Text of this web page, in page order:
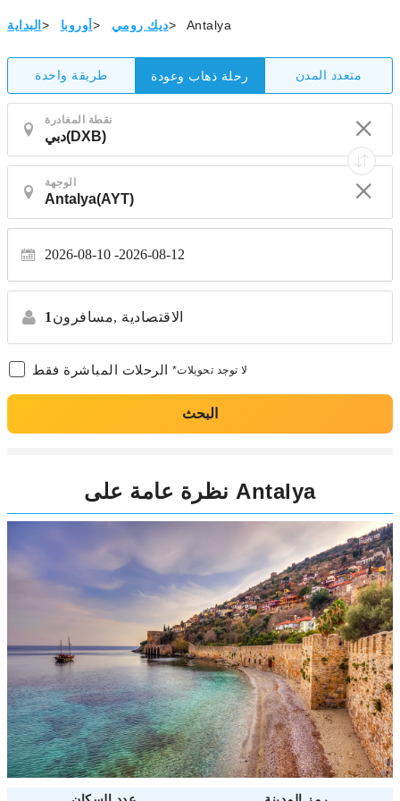
البداية > أوروبا > ديك رومي> Antalya
طريقة واحدة رحلة ذهاب وعودة متعدد المدن
نقطة المغادرة
الوجهة
2026-08-10 2026-08-12
1 مسافرون, الاقتصادية
الرحلات المباشرة فقط *لا توجد تحويلات
البحث
نظرة عامة على Antalya